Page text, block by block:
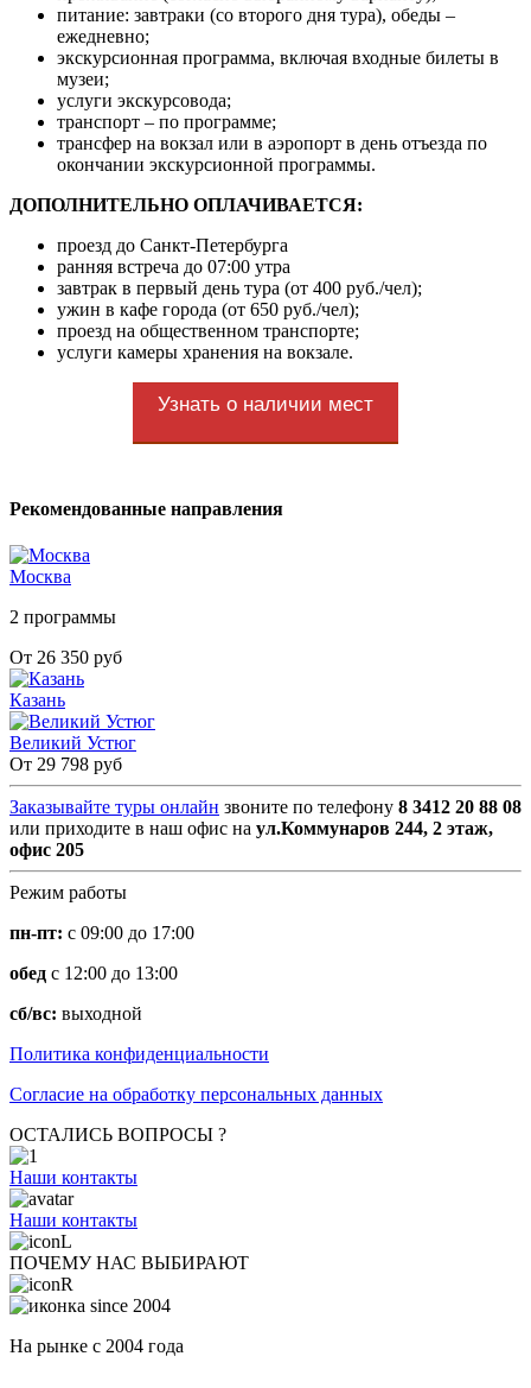
питание: завтраки (со второго дня тура), обеды –
ежедневно;
экскурсионная программа, включая входные билеты в
музеи;
услуги экскурсовода;
транспорт – по программе;
трансфер на вокзал или в аэропорт в день отъезда по
окончании экскурсионной программы.
ДОПОЛНИТЕЛЬНО ОПЛАЧИВАЕТСЯ:
проезд до Санкт-Петербурга
ранняя встреча до 07:00 утра
завтрак в первый день тура (от 400 руб./чел);
ужин в кафе города (от 650 руб./чел);
проезд на общественном транспорте;
услуги камеры хранения на вокзале.
Узнать о наличии мест
Рекомендованные направления
Москва
2 программы
От 26 350 руб
Казань
Великий Устюг
От 29 798 руб
Заказывайте туры онлайн звоните по телефону 8 3412 20 88 08
или приходите в наш офис на ул.Коммунаров 244, 2 этаж,
офис 205
Режим работы
пн-пт: с 09:00 до 17:00
обед с 12:00 до 13:00
сб/вс: выходной
Политика конфиденциальности
Согласие на обработку персональных данных
ОСТАЛИСЬ ВОПРОСЫ ?
Наши контакты
Наши контакты
ПОЧЕМУ НАС ВЫБИРАЮТ
На рынке с 2004 года